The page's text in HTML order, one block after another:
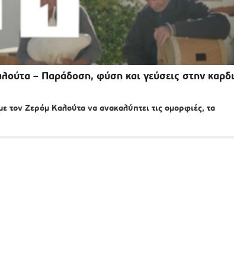
– Παράδοση, φύση και γεύσεις στην
Ζερόμ Καλούτα να ανακαλύπτει τις ομορφιές, τα